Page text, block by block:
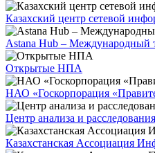
Казахский центр сетевой
Astana Hub – Международный
Открытые НПА
НАО «Госкорпорация
Центр анализа и
Казахстанская Ассоциация